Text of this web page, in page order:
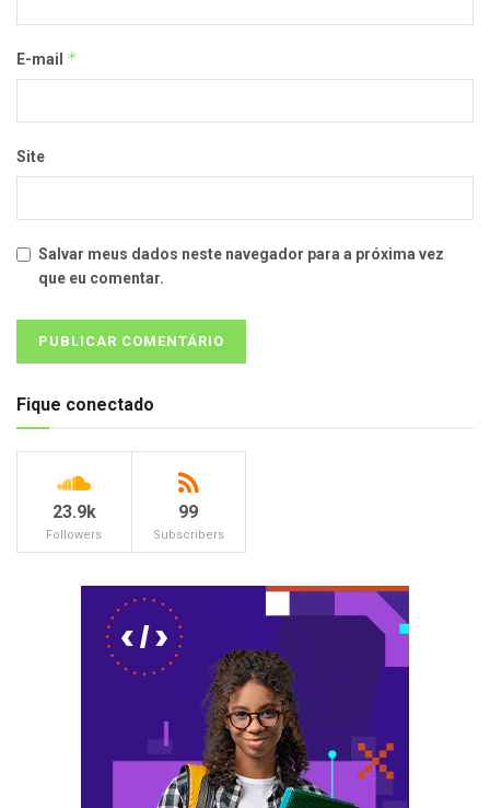
E-mail *
Site
Salvar meus dados neste navegador para a próxima vez
que eu comentar.
Fique conectado
23.9k
Followers
99
Subscribers